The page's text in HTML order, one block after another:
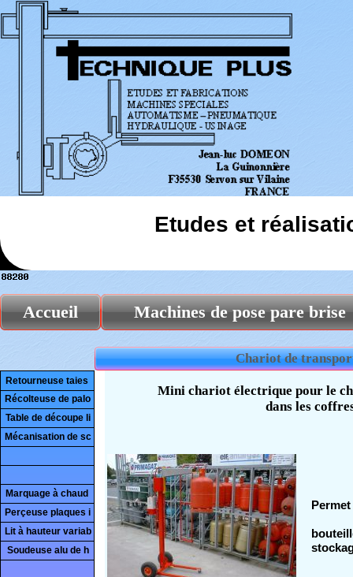
Retourneuse taies
Récolteuse de palo
Table de découpe li
Mécanisation de sc
Marquage à chaud
Perçeuse plaques i
Lit à hauteur variab
Soudeuse alu de h
Chariot de
Machines de pose pare brise
Accueil
Etudes et